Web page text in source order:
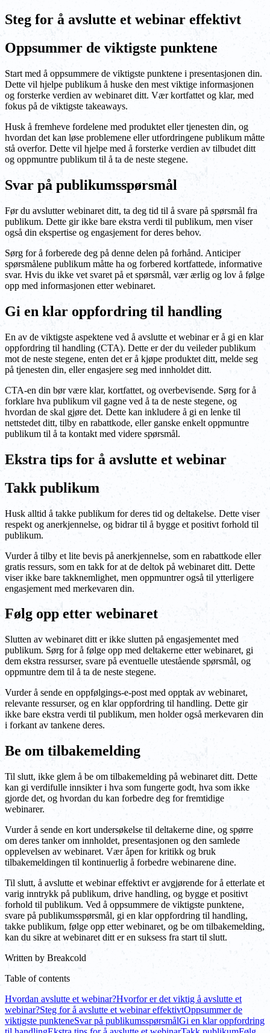
Steg for å avslutte et webinar effektivt
Oppsummer de viktigste punktene
Start med å oppsummere de viktigste punktene i presentasjonen din.
Dette vil hjelpe publikum å huske den mest viktige informasjonen
og forsterke verdien av webinaret ditt. Vær kortfattet og klar, med
fokus på de viktigste takeaways.
Husk å fremheve fordelene med produktet eller tjenesten din, og
hvordan det kan løse problemene eller utfordringene publikum måtte
stå overfor. Dette vil hjelpe med å forsterke verdien av tilbudet ditt
og oppmuntre publikum til å ta de neste stegene.
Svar på publikumsspørsmål
Før du avslutter webinaret ditt, ta deg tid til å svare på spørsmål fra
publikum. Dette gir ikke bare ekstra verdi til publikum, men viser
også din ekspertise og engasjement for deres behov.
Sørg for å forberede deg på denne delen på forhånd. Anticiper
spørsmålene publikum måtte ha og forbered kortfattede, informative
svar. Hvis du ikke vet svaret på et spørsmål, vær ærlig og lov å følge
opp med informasjonen etter webinaret.
Gi en klar oppfordring til handling
En av de viktigste aspektene ved å avslutte et webinar er å gi en klar
oppfordring til handling (CTA). Dette er der du veileder publikum
mot de neste stegene, enten det er å kjøpe produktet ditt, melde seg
på tjenesten din, eller engasjere seg med innholdet ditt.
CTA-en din bør være klar, kortfattet, og overbevisende. Sørg for å
forklare hva publikum vil gagne ved å ta de neste stegene, og
hvordan de skal gjøre det. Dette kan inkludere å gi en lenke til
nettstedet ditt, tilby en rabattkode, eller ganske enkelt oppmuntre
publikum til å ta kontakt med videre spørsmål.
Ekstra tips for å avslutte et webinar
Takk publikum
Husk alltid å takke publikum for deres tid og deltakelse. Dette viser
respekt og anerkjennelse, og bidrar til å bygge et positivt forhold til
publikum.
Vurder å tilby et lite bevis på anerkjennelse, som en rabattkode eller
gratis ressurs, som en takk for at de deltok på webinaret ditt. Dette
viser ikke bare takknemlighet, men oppmuntrer også til ytterligere
engasjement med merkevaren din.
Følg opp etter webinaret
Slutten av webinaret ditt er ikke slutten på engasjementet med
publikum. Sørg for å følge opp med deltakerne etter webinaret, gi
dem ekstra ressurser, svare på eventuelle utestående spørsmål, og
oppmuntre dem til å ta de neste stegene.
Vurder å sende en oppfølgings-e-post med opptak av webinaret,
relevante ressurser, og en klar oppfordring til handling. Dette gir
ikke bare ekstra verdi til publikum, men holder også merkevaren din
i forkant av tankene deres.
Be om tilbakemelding
Til slutt, ikke glem å be om tilbakemelding på webinaret ditt. Dette
kan gi verdifulle innsikter i hva som fungerte godt, hva som ikke
gjorde det, og hvordan du kan forbedre deg for fremtidige
webinarer.
Vurder å sende en kort undersøkelse til deltakerne dine, og spørre
om deres tanker om innholdet, presentasjonen og den samlede
opplevelsen av webinaret. Vær åpen for kritikk og bruk
tilbakemeldingen til kontinuerlig å forbedre webinarene dine.
Til slutt, å avslutte et webinar effektivt er avgjørende for å etterlate et
varig inntrykk på publikum, drive handling, og bygge et positivt
forhold til publikum. Ved å oppsummere de viktigste punktene,
svare på publikumsspørsmål, gi en klar oppfordring til handling,
takke publikum, følge opp etter webinaret, og be om tilbakemelding,
kan du sikre at webinaret ditt er en suksess fra start til slutt.
Written by Breakcold
Table of contents
Hvordan avslutte et webinar?Hvorfor er det viktig å avslutte et
webinar?Steg for å avslutte et webinar effektivtOppsummer de
viktigste punkteneSvar på publikumsspørsmålGi en klar oppfordring